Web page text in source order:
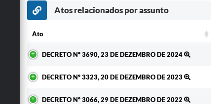
Atos relacionados por assunto
Ato
DECRETO Nº 3690, 23 DE DEZEMBRO DE 2024
DECRETO Nº 3323, 20 DE DEZEMBRO DE 2023
DECRETO Nº 3066, 29 DE DEZEMBRO DE 2022